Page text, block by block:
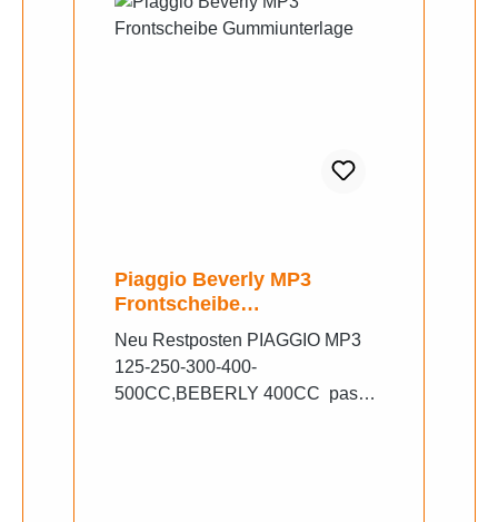
Piaggio Beverly MP3
Frontscheibe
Gummiunterlage
Neu Restposten PIAGGIO MP3
125-250-300-400-
500CC,BEBERLY 400CC passt